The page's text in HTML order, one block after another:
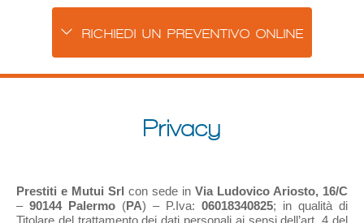
RICHIEDI UN PREVENTIVO ONLINE
Privacy
Prestiti e Mutui Srl con sede in Via Ludovico Ariosto, 16/C
– 90144 Palermo (PA) – P.Iva: 06018340825; in qualità di